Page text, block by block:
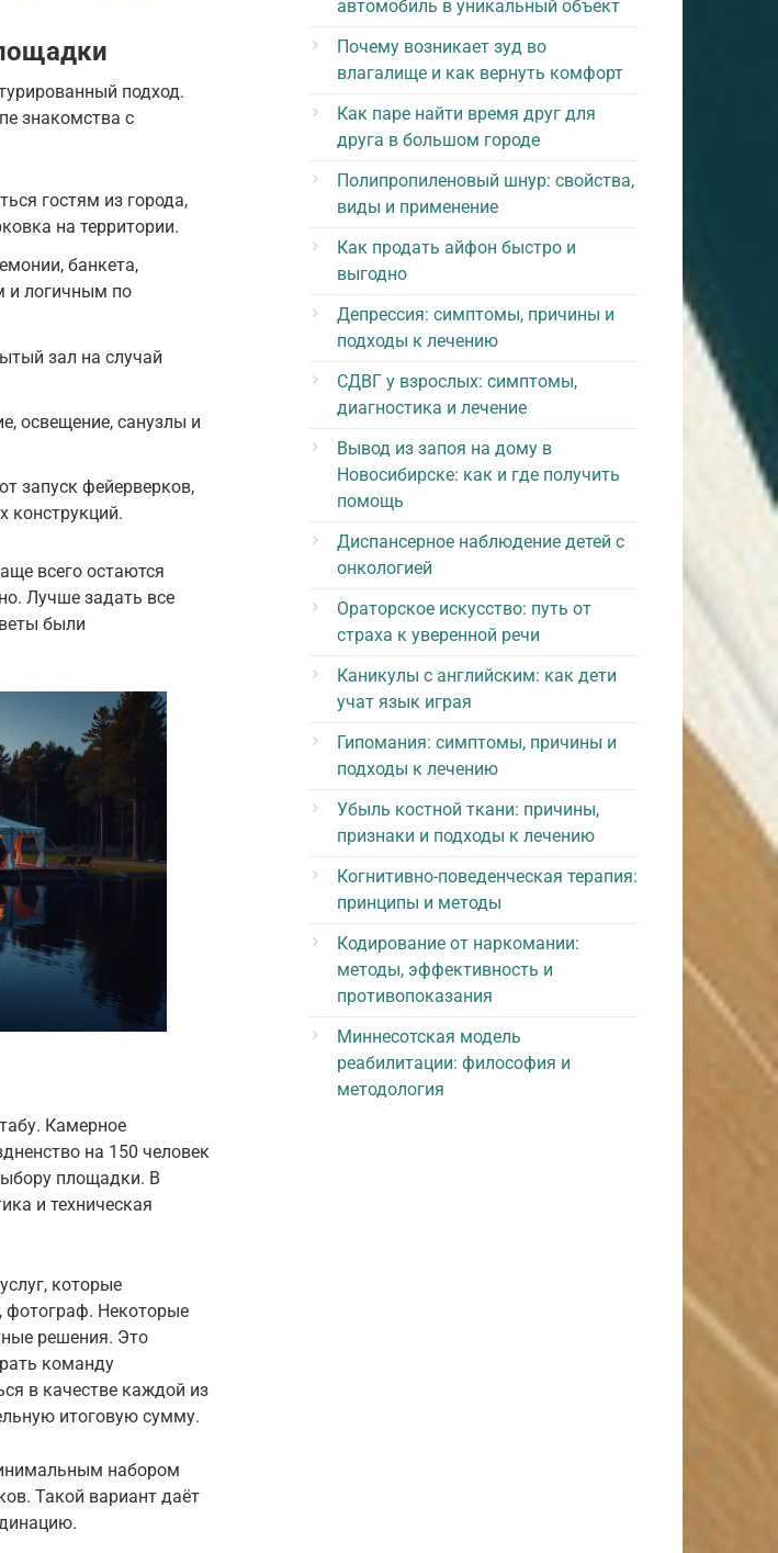
подход.
знакомства с
гостям из города,
на территории.
банкета,
и логичным по
зал на случай
освещение, санузлы и
запуск фейерверков,
конструкций.
всего остаются
Лучше задать все
были
Камерное
на 150 человек
площадки. В
и техническая
которые
фотограф. Некоторые
решения. Это
команду
в качестве каждой из
итоговую сумму.
набором
Такой вариант даёт
автомобиль в уникальный объект
Почему возникает зуд во
влагалище и как вернуть комфорт
Как паре найти время друг для
друга в большом городе
Полипропиленовый шнур: свойства,
виды и применение
Как продать айфон быстро и
выгодно
Депрессия: симптомы, причины и
подходы к лечению
СДВГ у взрослых: симптомы,
диагностика и лечение
Вывод из запоя на дому в
Новосибирске: как и где получить
помощь
Диспансерное наблюдение детей с
онкологией
Ораторское искусство: путь от
страха к уверенной речи
Каникулы с английским: как дети
учат язык играя
Гипомания: симптомы, причины и
подходы к лечению
Убыль костной ткани: причины,
признаки и подходы к лечению
Когнитивно-поведенческая терапия:
принципы и методы
Кодирование от наркомании:
методы, эффективность и
противопоказания
Миннесотская модель
реабилитации: философия и
методология